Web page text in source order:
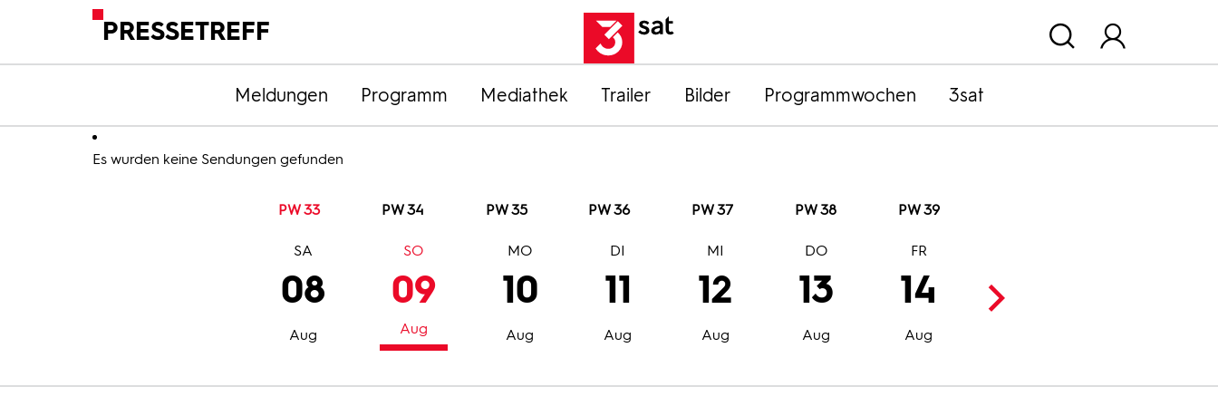
PRESSETREFF
Meldungen Programm Mediathek Trailer Bilder Programmwochen 3sat
Es wurden keine Sendungen gefunden
PW 33 PW 34 PW 35 PW 36 PW 37 PW 38 PW 39
08
Aug
SA
09
Aug
SO
10
Aug
MO
11
Aug
DI
12
Aug
MI
13
Aug
DO
14
Aug
FR
15